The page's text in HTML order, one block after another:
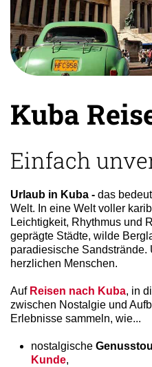
Kuba
Einfach
Urlaub in Kuba - das
Welt. In eine Welt voller
Leichtigkeit, Rhythmus und
geprägte Städte, wilde
paradiesische Sandstrände.
herzlichen Menschen.
Auf Reisen nach Kuba, in
zwischen Nostalgie und
Erlebnisse sammeln, wie...
nostalgische
Kunde,